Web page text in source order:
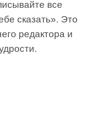
все
сказать». Это
редактора и